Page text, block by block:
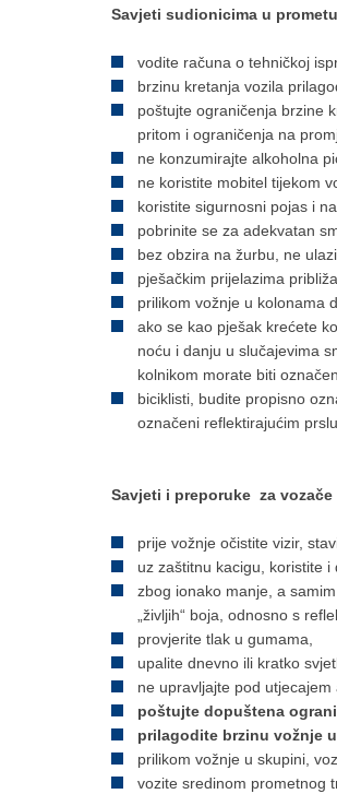
Savjeti sudionicima u
vodite računa o tehničkoj
brzinu kretanja vozila
poštujte ograničenja brzine
pritom i ograničenja na
ne konzumirajte alkoholna
ne koristite mobitel tijekom
koristite sigurnosni pojas i
pobrinite se za adekvatan
bez obzira na žurbu, ne
pješačkim prijelazima
prilikom vožnje u kolonama
ako se kao pješak krećete
noću i danju u slučajevima
kolnikom morate biti
biciklisti, budite propisno
označeni reflektirajućim
Savjeti i preporuke za
prije vožnje očistite vizir,
uz zaštitnu kacigu, koristite
zbog ionako manje, a
„življih“ boja, odnosno s
provjerite tlak u gumama,
upalite dnevno ili kratko
ne upravljajte pod utjecajem
poštujte dopuštena
prilagodite brzinu vožnje
prilikom vožnje u skupini,
vozite sredinom prometnog